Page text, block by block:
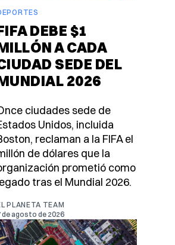
DEBE $1
A CADA
SEDE DEL
2026
ciudades sede de
Unidos, incluida
reclaman a la FIFA el
de dólares que la
prometió como
tras el Mundial 2026.
PLANETA TEAM
de agosto de 2026